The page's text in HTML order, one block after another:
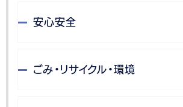
安心安全
ごみ・リサイクル・環境